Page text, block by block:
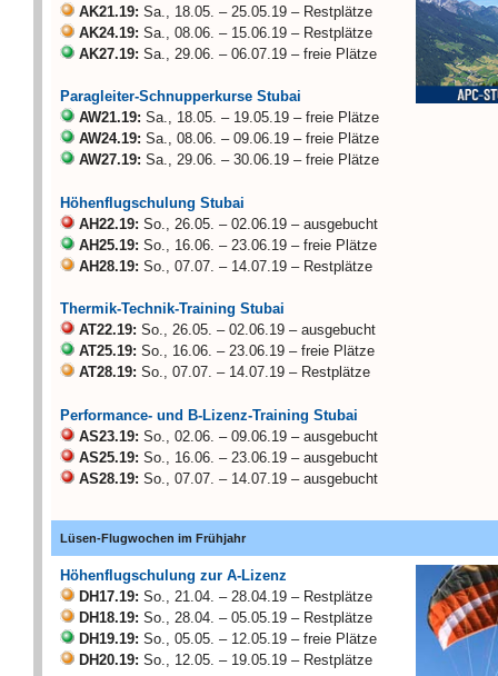
AK21.19: Sa., 18.05. – 25.05.19 – Restplätze
AK24.19: Sa., 08.06. – 15.06.19 – Restplätze
AK27.19: Sa., 29.06. – 06.07.19 – freie Plätze
Paragleiter-Schnupperkurse Stubai
AW21.19: Sa., 18.05. – 19.05.19 – freie Plätze
AW24.19: Sa., 08.06. – 09.06.19 – freie Plätze
AW27.19: Sa., 29.06. – 30.06.19 – freie Plätze
Höhenflugschulung Stubai
AH22.19: So., 26.05. – 02.06.19 – ausgebucht
AH25.19: So., 16.06. – 23.06.19 – freie Plätze
AH28.19: So., 07.07. – 14.07.19 – Restplätze
Thermik-Technik-Training Stubai
AT22.19: So., 26.05. – 02.06.19 – ausgebucht
AT25.19: So., 16.06. – 23.06.19 – freie Plätze
AT28.19: So., 07.07. – 14.07.19 – Restplätze
Performance- und B-Lizenz-Training Stubai
AS23.19: So., 02.06. – 09.06.19 – ausgebucht
AS25.19: So., 16.06. – 23.06.19 – ausgebucht
AS28.19: So., 07.07. – 14.07.19 – ausgebucht
Lüsen-Flugwochen im Frühjahr
Höhenflugschulung zur A-Lizenz
DH17.19: So., 21.04. – 28.04.19 – Restplätze
DH18.19: So., 28.04. – 05.05.19 – Restplätze
DH19.19: So., 05.05. – 12.05.19 – freie Plätze
DH20.19: So., 12.05. – 19.05.19 – Restplätze